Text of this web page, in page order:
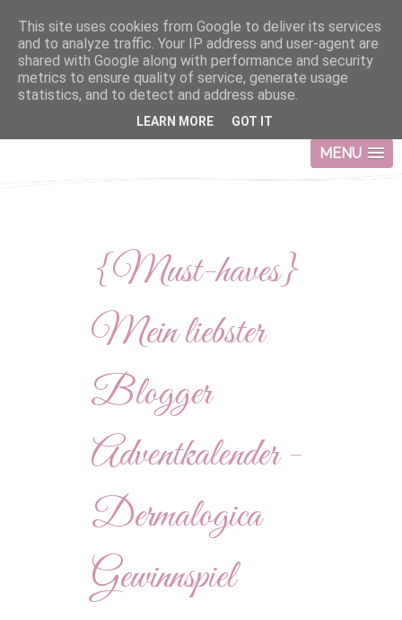
MENU
{Must-haves}
Mein liebster
Blogger
Adventkalender -
Dermalogica
Gewinnspiel
This site uses cookies from Google to deliver its services
and to analyze traffic. Your IP address and user-agent are
shared with Google along with performance and security
metrics to ensure quality of service, generate usage
statistics, and to detect and address abuse.
LEARN MORE GOT IT